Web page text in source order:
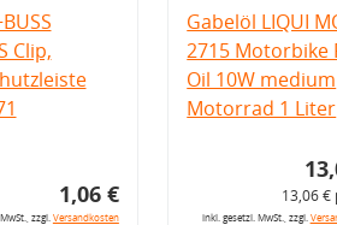
Clip,
1,06 €
zzgl. Versandkosten
Gabelöl LIQUI
2715 Motorbike
Oil 10W medium
Motorrad 1 Liter
13,06 €
inkl. gesetzl. MwSt., zzgl.